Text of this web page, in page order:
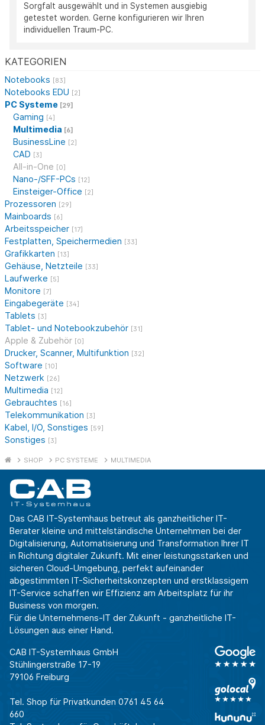
KATEGORIEN
Notebooks [83]
Notebooks EDU [2]
PC Systeme [29]
Gaming [4]
Multimedia [6]
BusinessLine [2]
CAD [3]
All-in-One [0]
Nano-/SFF-PCs [12]
Einsteiger-Office [2]
Prozessoren [29]
Mainboards [6]
Arbeitsspeicher [17]
Festplatten, Speichermedien [33]
Grafikkarten [13]
Gehäuse, Netzteile [33]
Laufwerke [5]
Monitore [7]
Eingabegeräte [34]
Tablets [3]
Tablet- und Notebookzubehör [31]
Apple & Zubehör [0]
Drucker, Scanner, Multifunktion [32]
Software [10]
Netzwerk [26]
Multimedia [12]
Gebrauchtes [16]
Telekommunikation [3]
Kabel, I/O, Sonstiges [59]
Sonstiges [3]
Sorgfalt ausgewählt und in Systemen ausgiebig
getestet worden. Gerne konfigurieren wir Ihren
individuellen Traum-PC.
SHOP PC SYSTEME MULTIMEDIA
Das CAB IT-Systemhaus betreut als ganzheitlicher IT-
Berater kleine und mittelständische Unternehmen bei der
Digitalisierung, Automatisierung und Transformation Ihrer IT
in Richtung digitaler Zukunft. Mit einer leistungsstarken und
sicheren Cloud-Umgebung, perfekt aufeinander
abgestimmten IT-Sicherheitskonzepten und erstklassigem
IT-Service schaffen wir Effizienz am Arbeitsplatz für ihr
Business von morgen.
Für die Unternehmens-IT der Zukunft - ganzheitliche IT-
Lösungen aus einer Hand.
CAB IT-Systemhaus GmbH
Stühlingerstraße 17-19
79106 Freiburg
Tel. Shop für Privatkunden 0761 45 64
660